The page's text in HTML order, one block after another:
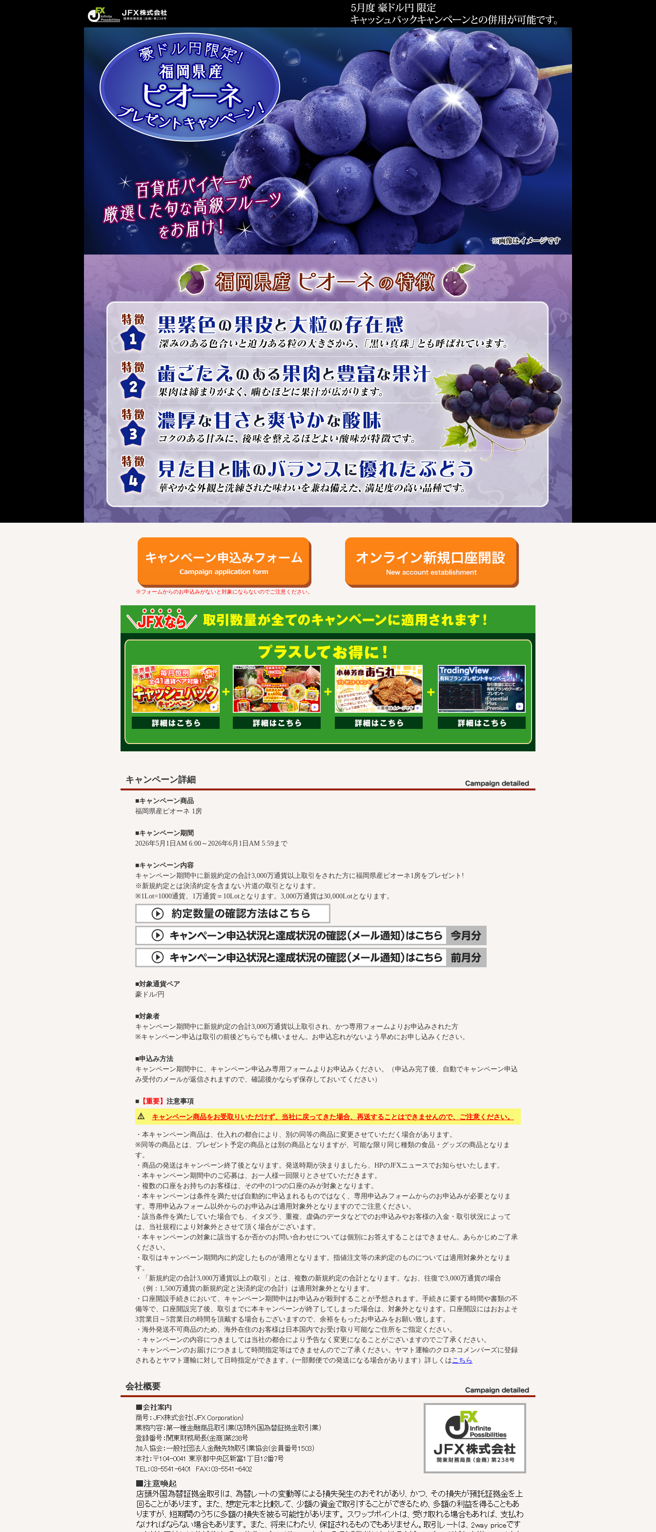
※フォームからのお申込みがないと対象にならないのでご注意ください。
キャンペーン詳細
■キャンペーン商品
福岡県産ピオーネ 1房
■キャンペーン期間
2026年5月1日AM 6:00～2026年6月1日AM 5:59まで
■キャンペーン内容
キャンペーン期間中に新規約定の合計3,000万通貨以上取引をされた方に福岡県産ピオーネ1房をプレゼント!
※新規約定とは決済約定を含まない片道の取引となります。
※1Lot=1000通貨、1万通貨＝10Lotとなります。3,000万通貨は30,000Lotとなります。
■対象通貨ペア
豪ドル/円
■対象者
キャンペーン期間中に新規約定の合計3,000万通貨以上取引され、かつ専用フォームよりお申込みされた方
※キャンペーン申込は取引の前後どちらでも構いません。お申込忘れがないよう早めにお申し込みください。
■申込み方法
キャンペーン期間中に、キャンペーン申込み専用フォームよりお申込みください。（申込み完了後、自動でキャンペーン申込
み受付のメールが返信されますので、確認後かならず保存しておいてください）
■ 【重要】 注意事項
⚠️ キャンペーン商品をお受取りいただけず、当社に戻ってきた場合、再送することはできませんので、ご注意ください。
・本キャンペーン商品は、仕入れの都合により、別の同等の商品に変更させていただく場合があります。
※同等の商品とは、プレゼント予定の商品とは別の商品となりますが、可能な限り同じ種類の食品・グッズの商品となりま
す。
・商品の発送はキャンペーン終了後となります。発送時期が決まりましたら、HPのJFXニュースでお知らせいたします。
・本キャンペーン期間中のご応募は、お一人様一回限りとさせていただきます。
・複数の口座をお持ちのお客様は、その中の1つの口座のみが対象となります。
・本キャンペーンは条件を満たせば自動的に申込まれるものではなく、専用申込みフォームからのお申込みが必要となりま
す。専用申込みフォーム以外からのお申込みは適用対象外となりますのでご注意ください。
・該当条件を満たしていた場合でも、イタズラ、重複、虚偽のデータなどでのお申込みやお客様の入金・取引状況によって
は、当社規程により対象外とさせて頂く場合がございます。
・本キャンペーンの対象に該当するか否かのお問い合わせについては個別にお答えすることはできません。あらかじめご了承
ください。
・取引はキャンペーン期間内に約定したものが適用となります。指値注文等の未約定のものについては適用対象外となりま
す。
・「新規約定の合計3,000万通貨以上の取引」とは、複数の新規約定の合計となります。なお、往復で3,000万通貨の場合
（例：1,500万通貨の新規約定と決済約定の合計）は適用対象外となります。
・口座開設手続きにおいて、キャンペーン期間中はお申込みが殺到することが予想されます。手続きに要する時間や書類の不
備等で、口座開設完了後、取引までに本キャンペーンが終了してしまった場合は、対象外となります。口座開設にはおおよそ
3営業日～5営業日の時間を頂戴する場合もございますので、余裕をもったお申込みをお願い致します。
・海外発送不可商品のため、海外在住のお客様は日本国内でお受け取り可能なご住所をご指定ください。
・キャンペーンの内容につきましては当社の都合により予告なく変更になることがございますのでご了承ください。
・キャンペーンのお届けにつきまして時間指定等はできませんのでご了承ください。ヤマト運輸のクロネコメンバーズに登録
されるとヤマト運輸に対して日時指定ができます。(一部郵便での発送になる場合があります）詳しくはこちら
会社概要